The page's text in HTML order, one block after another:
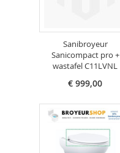
Sanibroyeur
Sanicompact pro +
wastafel C11LVNL
€ 999,00